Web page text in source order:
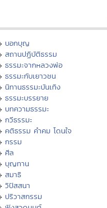
บอกบุญ
สถานปฏิบัติธรรม
ธรรมะจากหลวงพ่อ
ธรรมะกับเยาวชน
นิทานธรรมะบันเทิง
ธรรมะบรรยาย
บทความธรรมะ
กวีธรรมะ
คติธรรม คำคม โดนใจ
กรรม
ศีล
บุญทาน
สมาธิ
วิปัสสนา
ปริวาสกรรม